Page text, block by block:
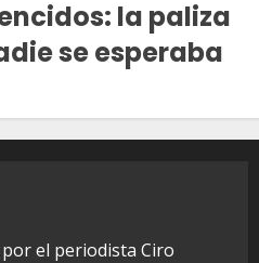
la paliza
se esperaba
el periodista Ciro